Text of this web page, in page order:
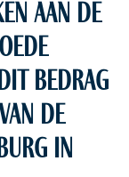
aan de
bedrag
de
in